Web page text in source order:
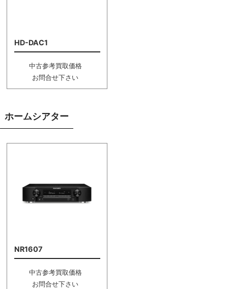
HD-DAC1
中古参考買取価格
お問合せ下さい
ホームシアター
NR1607
中古参考買取価格
お問合せ下さい